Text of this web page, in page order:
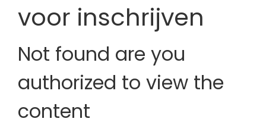
voor inschrijven
Not found are you
authorized to view the
content